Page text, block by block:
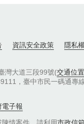
資訊安全政策 隱私
灣大道三段99號(交通位置
，臺中市民一碼通專
電子報